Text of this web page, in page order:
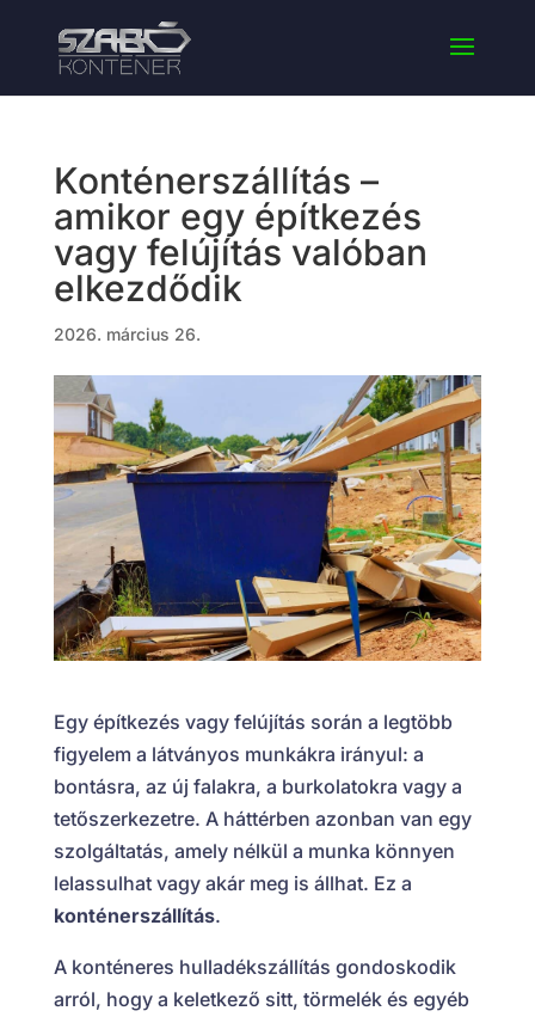
Konténerszállítás –
amikor egy építkezés
vagy felújítás valóban
elkezdődik
2026. március 26.
Egy építkezés vagy felújítás során a legtöbb
figyelem a látványos munkákra irányul: a
bontásra, az új falakra, a burkolatokra vagy a
tetőszerkezetre. A háttérben azonban van egy
szolgáltatás, amely nélkül a munka könnyen
lelassulhat vagy akár meg is állhat. Ez a
konténerszállítás.
A konténeres hulladékszállítás gondoskodik
arról, hogy a keletkező sitt, törmelék és egyéb